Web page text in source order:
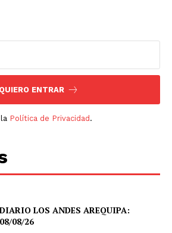
QUIERO ENTRAR
Política de Privacidad.
DIARIO LOS ANDES AREQUIPA:
08/08/26